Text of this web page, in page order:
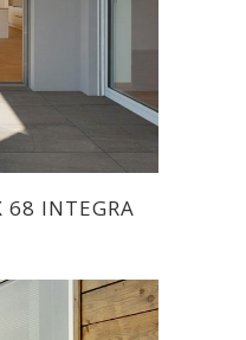
68 INTEGRA